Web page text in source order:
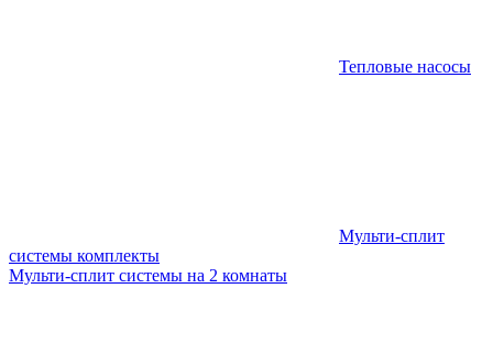
Тепловые насосы
Мульти-сплит
системы комплекты
Мульти-сплит системы на 2 комнаты